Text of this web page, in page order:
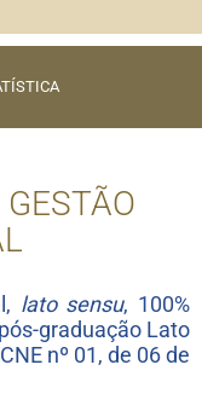
lato sensu, 100%
graduação Lato
nº 01, de 06 de